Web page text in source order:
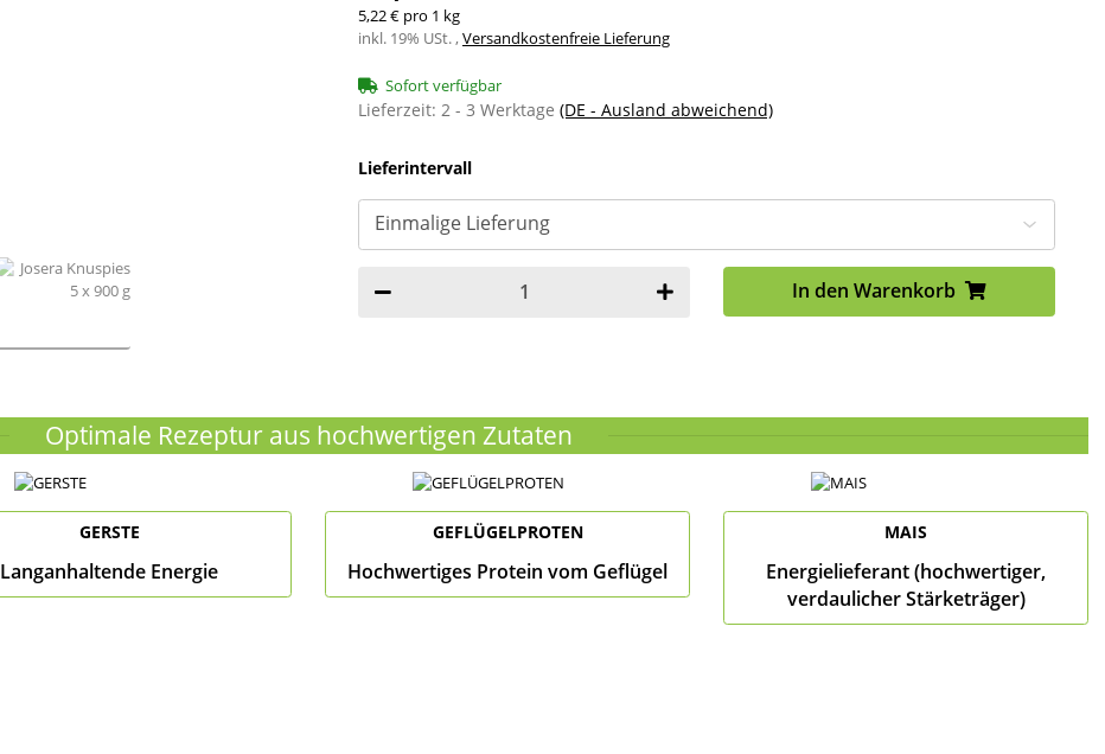
5,22 € pro 1 kg
inkl. 19% USt. ,Versandkostenfreie Lieferung
Sofort verfügbar
Lieferzeit: 2 - 3 Werktage (DE - Ausland abweichend)
Lieferintervall
In den Warenkorb
Optimale Rezeptur aus hochwertigen Zutaten
GERSTE
Langanhaltende Energie
GEFLÜGELPROTEN
Hochwertiges Protein vom Geflügel
MAIS
Energielieferant (hochwertiger,
verdaulicher Stärketräger)